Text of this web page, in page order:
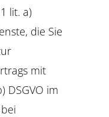
lit. a)
die Sie
mit
DSGVO im